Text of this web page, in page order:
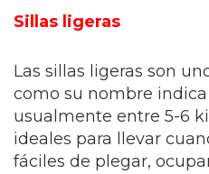
Sillas ligeras
Las sillas ligeras son
como su nombre
usualmente entre 5-6
ideales para llevar
fáciles de plegar,